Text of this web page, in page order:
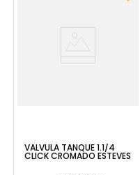
VÁLVULA TANQUE 1.1/4
CLICK CROMADO ESTEVES